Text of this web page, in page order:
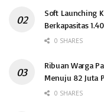
Soft Launching
Berkapasitas
0 SHARES
Ribuan Warga
Menuju 82 Juta
0 SHARES